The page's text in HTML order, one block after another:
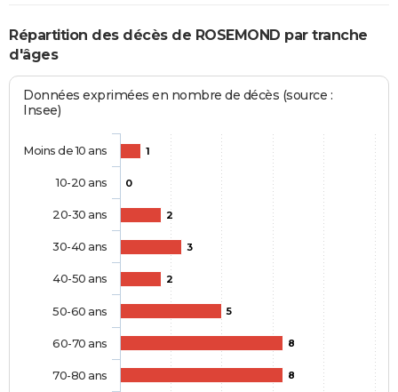
Répartition des décès de ROSEMOND par tranche
d'âges
Données exprimées en nombre de décès (source :
Insee)
1
0
2
3
2
5
8
8
Moins de 10 ans
10-20 ans
20-30 ans
30-40 ans
40-50 ans
50-60 ans
60-70 ans
70-80 ans